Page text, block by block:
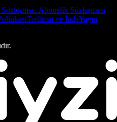
Abonelik Sözleşmesi
Teslimat ve İadeYayın